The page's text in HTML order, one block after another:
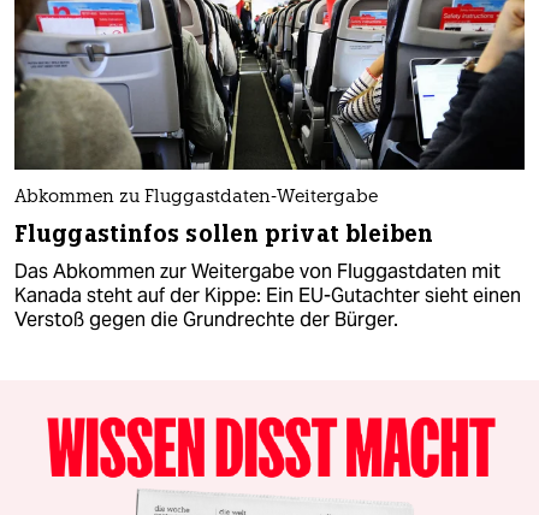
Abkommen zu Fluggastdaten-Weitergabe
Fluggastinfos sollen privat bleiben
Das Abkommen zur Weitergabe von Fluggastdaten mit
Kanada steht auf der Kippe: Ein EU-Gutachter sieht einen
Verstoß gegen die Grundrechte der Bürger.